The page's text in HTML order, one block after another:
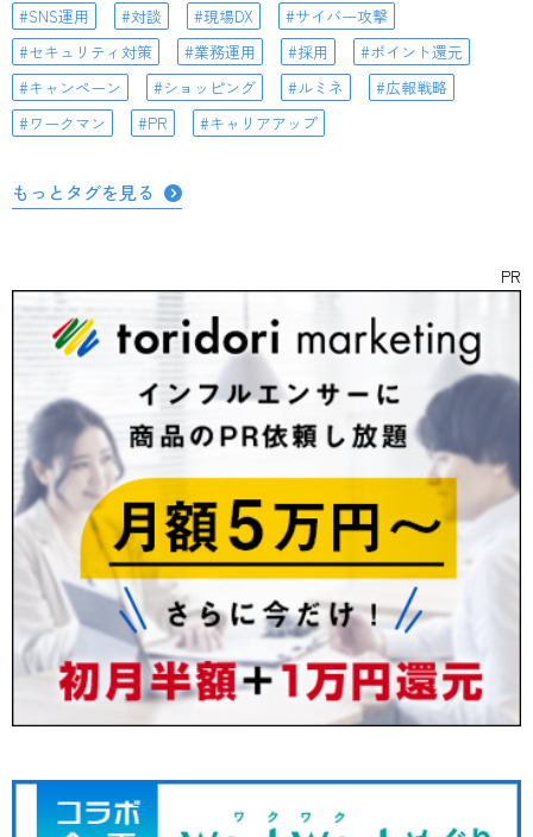
SNS運用 対談 現場DX
サイバー攻撃
セキュリティ対策
業務運用 採用
ポイント還元
キャンペーン
ショッピング ルミネ
広報戦略
ワークマン
PR キャリアアップ
もっとタグを見る
PR